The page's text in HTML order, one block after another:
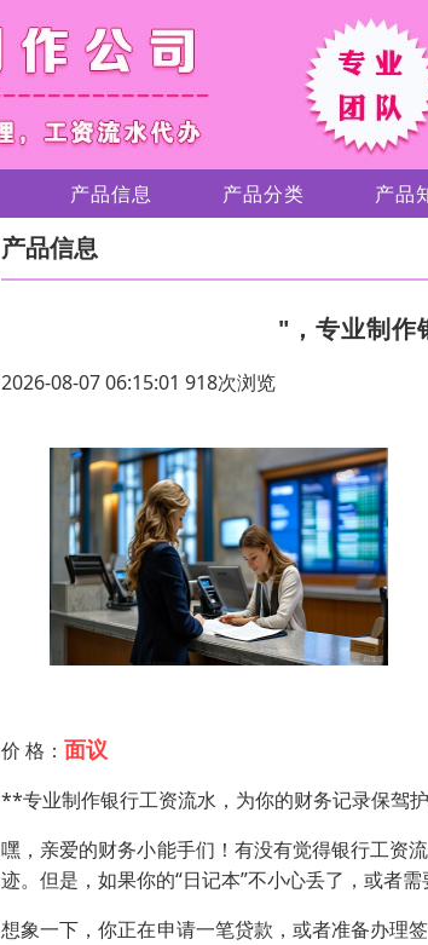
产品信息 产品分类 产品
产品信息
"，专业制作
2026-08-07 06:15:01 918次浏览
价 格： 面议
**专业制作银行工资流水，为你的财务记录保驾
嘿，亲爱的财务小能手们！有没有觉得银行工资
迹。但是，如果你的“日记本”不小心丢了，或者
想象一下，你正在申请一笔贷款，或者准备办理